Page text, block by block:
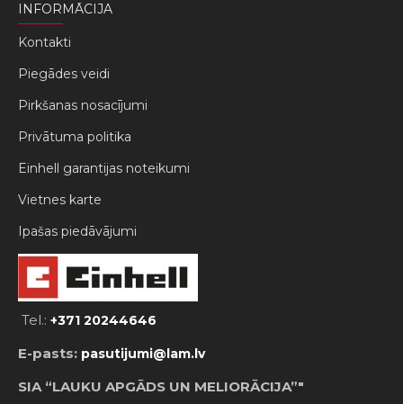
INFORMĀCIJA
Kontakti
Piegādes veidi
Pirkšanas nosacījumi
Privātuma politika
Einhell garantijas noteikumi
Vietnes karte
Ipašas piedāvājumi
Tel.: +371 20244646
E-pasts: pasutijumi@lam.lv
SIA “LAUKU APGĀDS UN MELIORĀCIJA”"